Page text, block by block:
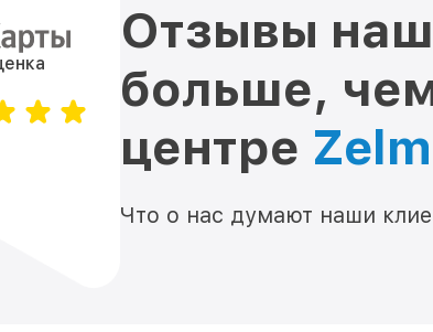
Отзывы
больше,
центре
Что о нас думают наши